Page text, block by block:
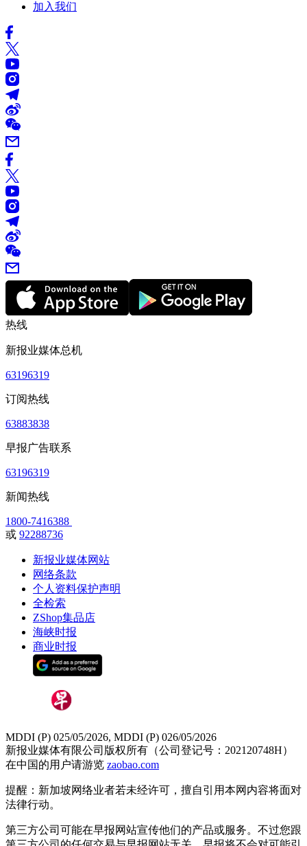
加入我们
热线
新报业媒体总机
63196319
订阅热线
63883838
早报广告联系
63196319
新闻热线
1800-7416388
或 92288736
新报业媒体网站
网络条款
个人资料保护声明
全检索
ZShop集品店
海峡时报
商业时报
MDDI (P) 025/05/2026, MDDI (P) 026/05/2026
新报业媒体有限公司版权所有（公司登记号：202120748H）
在中国的用户请游览 zaobao.com
提醒：新加坡网络业者若未经许可，擅自引用本网内容将面对
法律行动。
第三方公司可能在早报网站宣传他们的产品或服务。不过您跟